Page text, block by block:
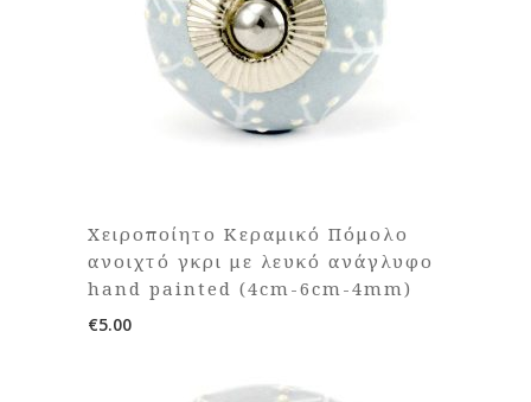
Χειροποίητο Κεραμικό Πόμολο
ανοιχτό γκρι με λευκό ανάγλυφο
hand painted (4cm-6cm-4mm)
€5.00